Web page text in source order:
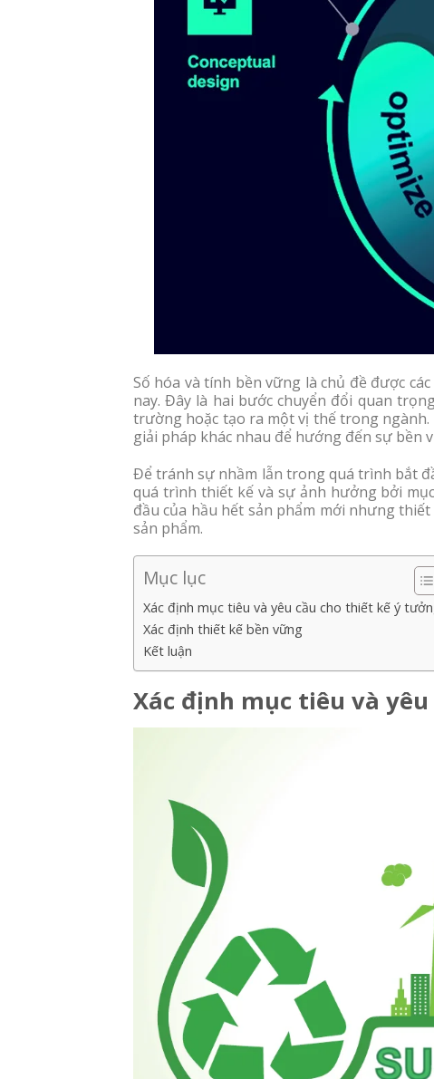
Số hóa và tính bền vững là chủ đề được
nay. Đây là hai bước chuyển đổi quan
trường hoặc tạo ra một vị thế trong ngành.
giải pháp khác nhau để hướng đến sự bền
Để tránh sự nhầm lẫn trong quá trình bắt
quá trình thiết kế và sự ảnh hưởng bởi
đầu của hầu hết sản phẩm mới nhưng
sản phẩm.
Mục lục
Xác định mục tiêu và yêu cầu cho thiết kế ý
Xác định thiết kế bền vững
Kết luận
Xác định mục tiêu và